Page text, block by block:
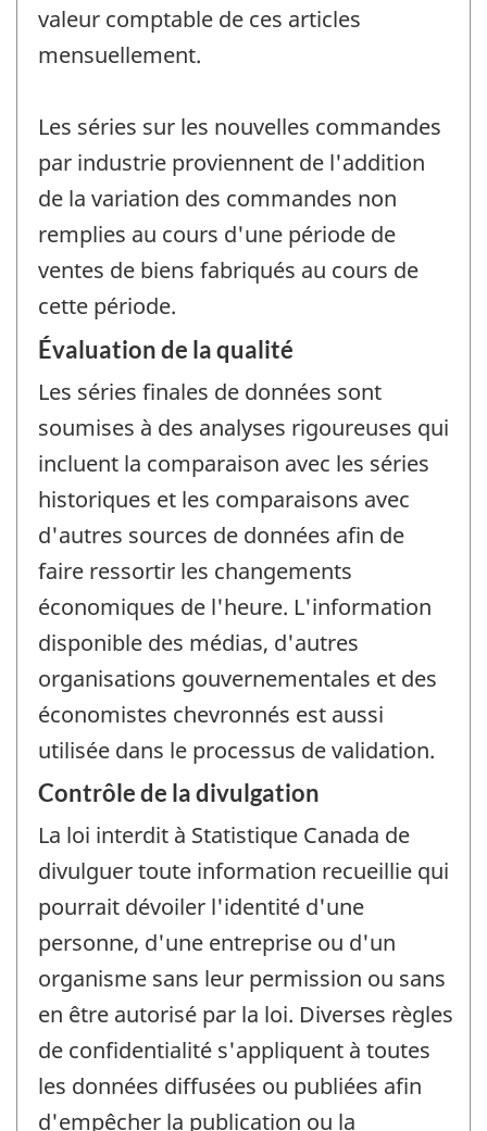
valeur comptable de ces articles
mensuellement.
Les séries sur les nouvelles commandes
par industrie proviennent de l'addition
de la variation des commandes non
remplies au cours d'une période de
ventes de biens fabriqués au cours de
cette période.
Évaluation de la qualité
Les séries finales de données sont
soumises à des analyses rigoureuses qui
incluent la comparaison avec les séries
historiques et les comparaisons avec
d'autres sources de données afin de
faire ressortir les changements
économiques de l'heure. L'information
disponible des médias, d'autres
organisations gouvernementales et des
économistes chevronnés est aussi
utilisée dans le processus de validation.
Contrôle de la divulgation
La loi interdit à Statistique Canada de
divulguer toute information recueillie qui
pourrait dévoiler l'identité d'une
personne, d'une entreprise ou d'un
organisme sans leur permission ou sans
en être autorisé par la loi. Diverses règles
de confidentialité s'appliquent à toutes
les données diffusées ou publiées afin
d'empêcher la publication ou la